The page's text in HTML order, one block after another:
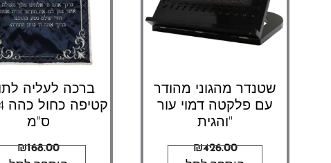
שטנדר מהגוני מהודר
עם פלקטה דמוי עור
"והגית
₪426.00
ברכה לעליה
ס"מ
₪168.00